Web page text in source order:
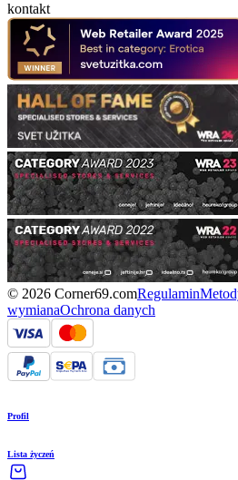
kontakt
© 2026 Corner69.comRegulamin
wymianaOchrona danych
Profil
Lista życzeń